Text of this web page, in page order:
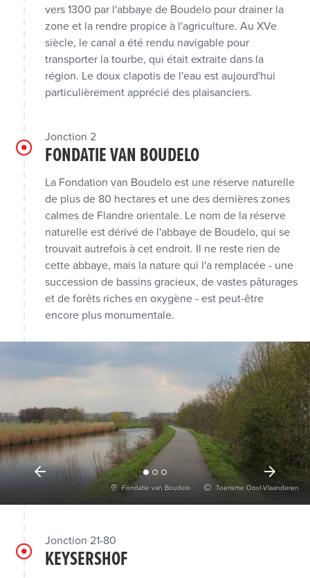
vers 1300 par l'abbaye de Boudelo pour drainer la
zone et la rendre propice à l'agriculture. Au XVe
siècle, le canal a été rendu navigable pour
transporter la tourbe, qui était extraite dans la
région. Le doux clapotis de l'eau est aujourd'hui
particulièrement apprécié des plaisanciers.
Jonction 2
FONDATIE VAN BOUDELO
Fondatie van Boudelo Toerisme Oost-Vlaanderen
La Fondation van Boudelo est une réserve naturelle
de plus de 80 hectares et une des dernières zones
calmes de Flandre orientale. Le nom de la réserve
naturelle est dérivé de l'abbaye de Boudelo, qui se
trouvait autrefois à cet endroit. Il ne reste rien de
cette abbaye, mais la nature qui l'a remplacée - une
succession de bassins gracieux, de vastes pâturages
et de forêts riches en oxygène - est peut-être
encore plus monumentale.
Jonction 21-80
KEYSERSHOF